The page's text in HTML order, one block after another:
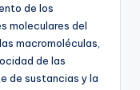
de los
moleculares del
macromoléculas,
de las
de sustancias y la